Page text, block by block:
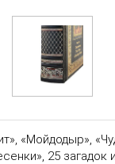
«Мойдодыр»,
25 загадок